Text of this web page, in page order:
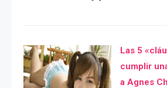
Las 5
cumplir
a Agnes